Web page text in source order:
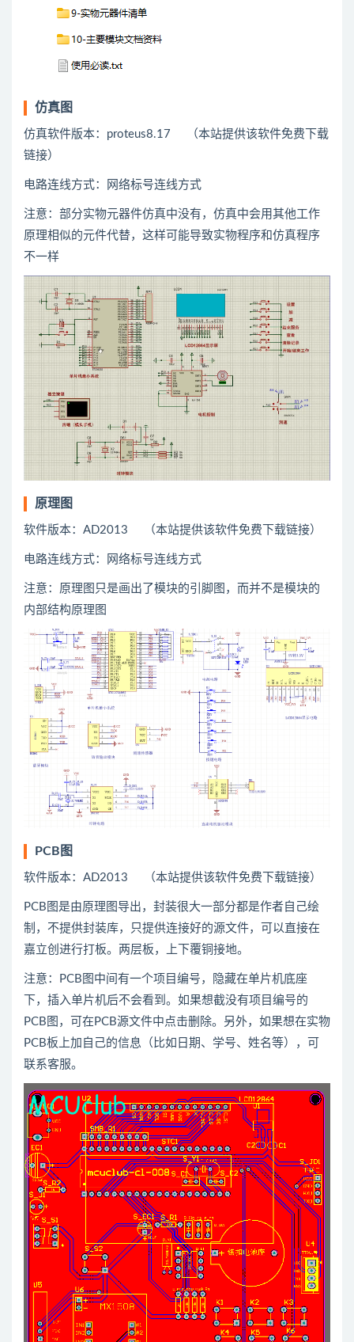
仿真图
仿真软件版本：proteus8.17 （本站提供该软件免费下载
链接）
电路连线方式：网络标号连线方式
注意：部分实物元器件仿真中没有，仿真中会用其他工作
原理相似的元件代替，这样可能导致实物程序和仿真程序
不一样
原理图
软件版本：AD2013 （本站提供该软件免费下载链接）
电路连线方式：网络标号连线方式
注意：原理图只是画出了模块的引脚图，而并不是模块的
内部结构原理图
PCB图
软件版本：AD2013 （本站提供该软件免费下载链接）
PCB图是由原理图导出，封装很大一部分都是作者自己绘
制，不提供封装库，只提供连接好的源文件，可以直接在
嘉立创进行打板。两层板，上下覆铜接地。
注意：PCB图中间有一个项目编号，隐藏在单片机底座
下，插入单片机后不会看到。如果想截没有项目编号的
PCB图，可在PCB源文件中点击删除。另外，如果想在实物
PCB板上加自己的信息（比如日期、学号、姓名等），可
联系客服。